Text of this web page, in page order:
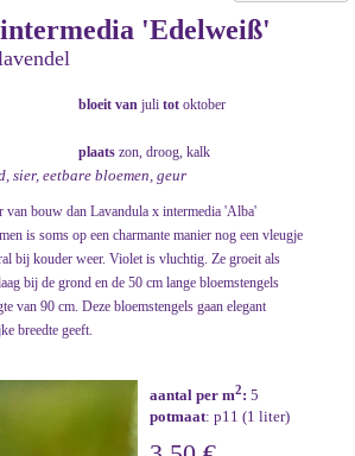
'Edelweiß'
bloeit van juli tot oktober
plaats zon, droog, kalk
sier, eetbare bloemen, geur
bouw dan Lavandula x intermedia 'Alba'
is soms op een charmante manier nog een vleugje
bij kouder weer. Violet is vluchtig. Ze groeit als
bij de grond en de 50 cm lange bloemstengels
van 90 cm. Deze bloemstengels gaan elegant
breedte geeft.
aantal per m2: 5
potmaat: p11 (1 liter)